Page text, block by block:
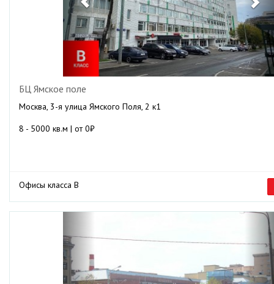
БЦ Ямское поле
Москва, 3-я улица Ямского Поля, 2 к1
8 - 5000 кв.м | от 0₽
Офисы класса B